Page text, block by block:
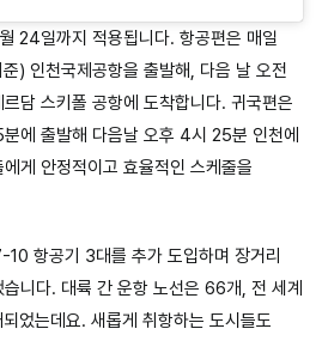
24일까지 적용됩니다. 항공편은 매일
) 인천국제공항을 출발해, 다음 날 오전
담 스키폴 공항에 도착합니다. 귀국편은
에 출발해 다음날 오후 4시 25분 인천에
게 안정적이고 효율적인 스케줄을
항공기 3대를 추가 도입하며 장거리
니다. 대륙 간 운항 노선은 66개, 전 세계
었는데요. 새롭게 취항하는 도시들도